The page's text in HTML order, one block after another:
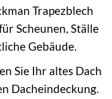
Trapezblech
Scheunen, Ställe
Gebäude.
Sie Ihr altes Dach
Dacheindeckung.